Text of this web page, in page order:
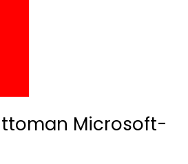
Microsoft-